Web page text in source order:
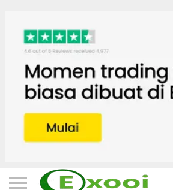
HOME
FILTER
BERITA
BIODATA
CERITA
CERPEN
EKSKLUSIF
FOTO
VIDEO
TIPS
MORE